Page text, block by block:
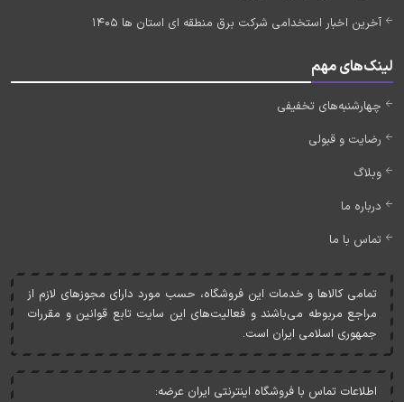
آخرین اخبار استخدامی شرکت برق منطقه ای استان ها 1405
لینک‌های مهم
چهارشنبه‌های تخفیفی
رضایت و قبولی
وبلاگ
درباره ما
تماس با ما
تمامی کالاها و خدمات اين فروشگاه، حسب مورد دارای مجوزهای لازم از
مراجع مربوطه می‌باشند و فعاليت‌های اين سايت تابع قوانين و مقررات
جمهوری اسلامی ايران است.
اطلاعات تماس با فروشگاه اینترنتی ایران عرضه: